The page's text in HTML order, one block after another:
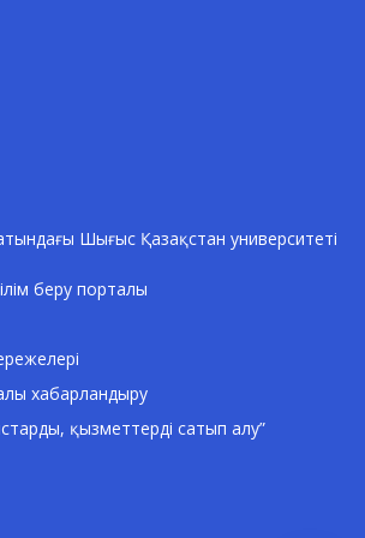
Шығыс Қазақстан университеті
беру порталы
хабарландыру
қызметтерді сатып алу”
Talapker — Сәрсен
Шығыс Қазақстан
(ШҚУ) көмекшісімін.
магистратура, докторантура